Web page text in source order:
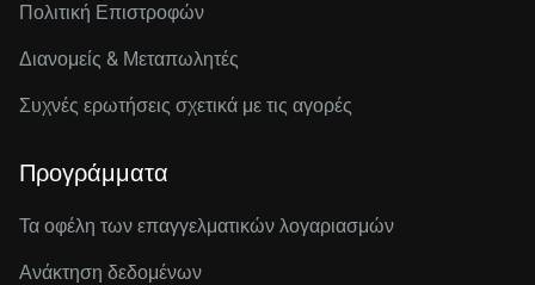
Πολιτική Επιστροφών
Διανομείς & Μεταπωλητές
Συχνές ερωτήσεις σχετικά με τις αγορές
Προγράμματα
Τα οφέλη των επαγγελματικών λογαριασμών
Ανάκτηση δεδομένων